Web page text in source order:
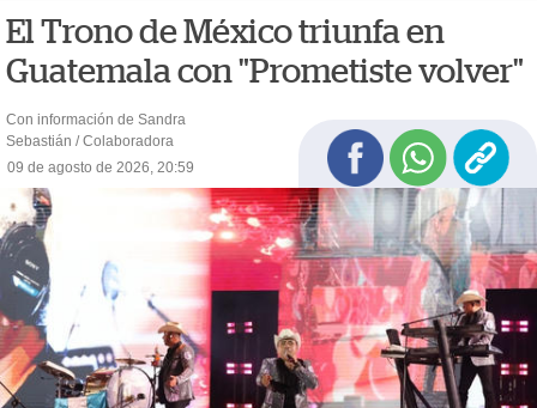
El Trono de México triunfa en
Guatemala con "Prometiste volver"
Con información de Sandra
Sebastián / Colaboradora
09 de agosto de 2026, 20:59